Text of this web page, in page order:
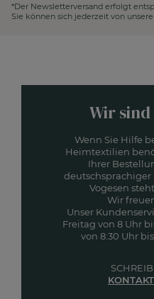
*Der Newsletterversand erfolgt
Sie können sich jederzeit von
Wir sind
Wenn Sie Hilfe
Heimtextilien
Ihrer
deutschsprachiger
Vogesen
Wir
Unser
Freitag von 8 Uhr
von 8:30 Uhr